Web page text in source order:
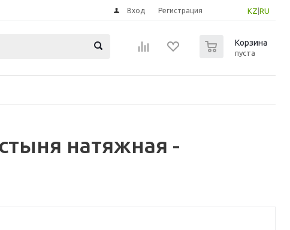
KZ RU
Вход Регистрация
Корзина
пуста
натяжная -